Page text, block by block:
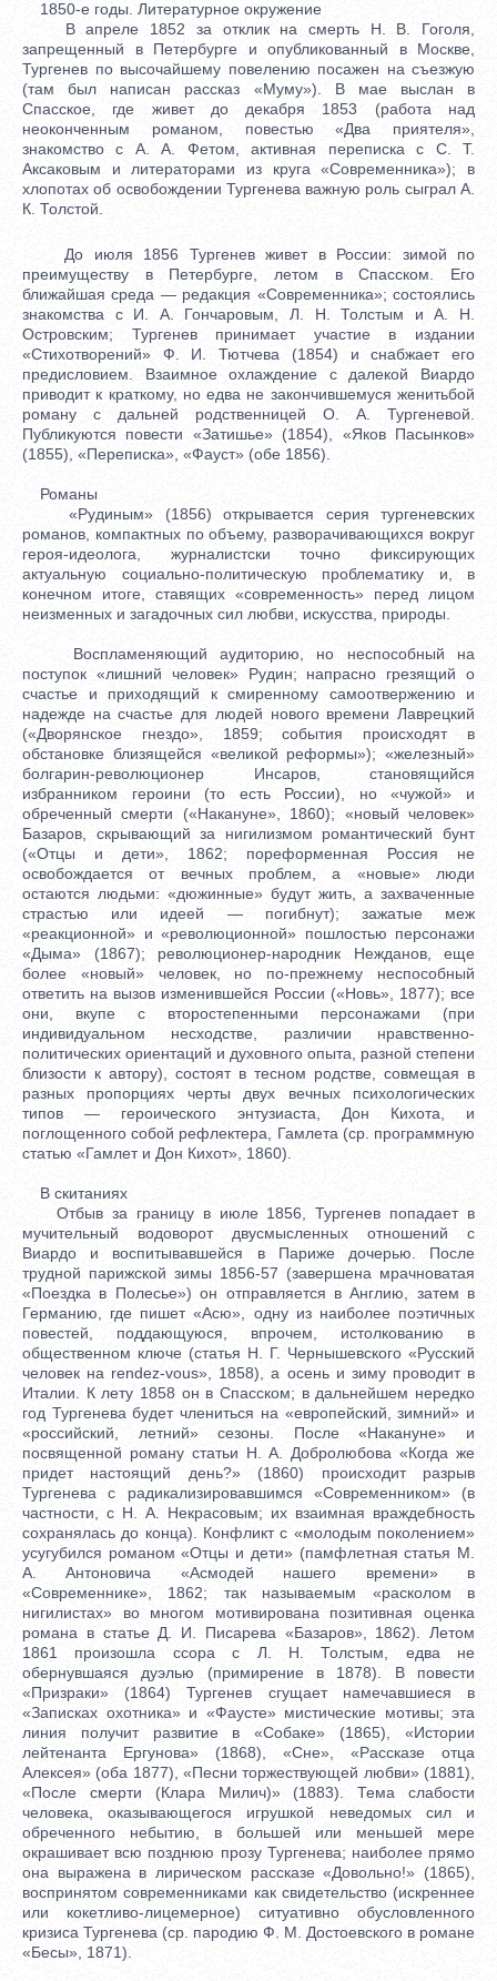
1850-е годы. Литературное окружение
В апреле 1852 за отклик на смерть Н. В. Гоголя,
запрещенный в Петербурге и опубликованный в Москве,
Тургенев по высочайшему повелению посажен на съезжую
(там был написан рассказ «Муму»). В мае выслан в
Спасское, где живет до декабря 1853 (работа над
неоконченным романом, повестью «Два приятеля»,
знакомство с А. А. Фетом, активная переписка с С. Т.
Аксаковым и литераторами из круга «Современника»); в
хлопотах об освобождении Тургенева важную роль сыграл А.
К. Толстой.
До июля 1856 Тургенев живет в России: зимой по
преимуществу в Петербурге, летом в Спасском. Его
ближайшая среда — редакция «Современника»; состоялись
знакомства с И. А. Гончаровым, Л. Н. Толстым и А. Н.
Островским; Тургенев принимает участие в издании
«Стихотворений» Ф. И. Тютчева (1854) и снабжает его
предисловием. Взаимное охлаждение с далекой Виардо
приводит к краткому, но едва не закончившемуся женитьбой
роману с дальней родственницей О. А. Тургеневой.
Публикуются повести «Затишье» (1854), «Яков Пасынков»
(1855), «Переписка», «Фауст» (обе 1856).
Романы
«Рудиным» (1856) открывается серия тургеневских
романов, компактных по объему, разворачивающихся вокруг
героя-идеолога, журналистски точно фиксирующих
актуальную социально-политическую проблематику и, в
конечном итоге, ставящих «современность» перед лицом
неизменных и загадочных сил любви, искусства, природы.
Воспламеняющий аудиторию, но неспособный на
поступок «лишний человек» Рудин; напрасно грезящий о
счастье и приходящий к смиренному самоотвержению и
надежде на счастье для людей нового времени Лаврецкий
(«Дворянское гнездо», 1859; события происходят в
обстановке близящейся «великой реформы»); «железный»
болгарин-революционер Инсаров, становящийся
избранником героини (то есть России), но «чужой» и
обреченный смерти («Накануне», 1860); «новый человек»
Базаров, скрывающий за нигилизмом романтический бунт
(«Отцы и дети», 1862; пореформенная Россия не
освобождается от вечных проблем, а «новые» люди
остаются людьми: «дюжинные» будут жить, а захваченные
страстью или идеей — погибнут); зажатые меж
«реакционной» и «революционной» пошлостью персонажи
«Дыма» (1867); революционер-народник Нежданов, еще
более «новый» человек, но по-прежнему неспособный
ответить на вызов изменившейся России («Новь», 1877); все
они, вкупе с второстепенными персонажами (при
индивидуальном несходстве, различии нравственно-
политических ориентаций и духовного опыта, разной степени
близости к автору), состоят в тесном родстве, совмещая в
разных пропорциях черты двух вечных психологических
типов — героического энтузиаста, Дон Кихота, и
поглощенного собой рефлектера, Гамлета (ср. программную
статью «Гамлет и Дон Кихот», 1860).
В скитаниях
Отбыв за границу в июле 1856, Тургенев попадает в
мучительный водоворот двусмысленных отношений с
Виардо и воспитывавшейся в Париже дочерью. После
трудной парижской зимы 1856-57 (завершена мрачноватая
«Поездка в Полесье») он отправляется в Англию, затем в
Германию, где пишет «Асю», одну из наиболее поэтичных
повестей, поддающуюся, впрочем, истолкованию в
общественном ключе (статья Н. Г. Чернышевского «Русский
человек на rendez-vous», 1858), а осень и зиму проводит в
Италии. К лету 1858 он в Спасском; в дальнейшем нередко
год Тургенева будет члениться на «европейский, зимний» и
«российский, летний» сезоны. После «Накануне» и
посвященной роману статьи Н. А. Добролюбова «Когда же
придет настоящий день?» (1860) происходит разрыв
Тургенева с радикализировавшимся «Современником» (в
частности, с Н. А. Некрасовым; их взаимная враждебность
сохранялась до конца). Конфликт с «молодым поколением»
усугубился романом «Отцы и дети» (памфлетная статья М.
А. Антоновича «Асмодей нашего времени» в
«Современнике», 1862; так называемым «расколом в
нигилистах» во многом мотивирована позитивная оценка
романа в статье Д. И. Писарева «Базаров», 1862). Летом
1861 произошла ссора с Л. Н. Толстым, едва не
обернувшаяся дуэлью (примирение в 1878). В повести
«Призраки» (1864) Тургенев сгущает намечавшиеся в
«Записках охотника» и «Фаусте» мистические мотивы; эта
линия получит развитие в «Собаке» (1865), «Истории
лейтенанта Ергунова» (1868), «Сне», «Рассказе отца
Алексея» (оба 1877), «Песни торжествующей любви» (1881),
«После смерти (Клара Милич)» (1883). Тема слабости
человека, оказывающегося игрушкой неведомых сил и
обреченного небытию, в большей или меньшей мере
окрашивает всю позднюю прозу Тургенева; наиболее прямо
она выражена в лирическом рассказе «Довольно!» (1865),
воспринятом современниками как свидетельство (искреннее
или кокетливо-лицемерное) ситуативно обусловленного
кризиса Тургенева (ср. пародию Ф. М. Достоевского в романе
«Бесы», 1871).